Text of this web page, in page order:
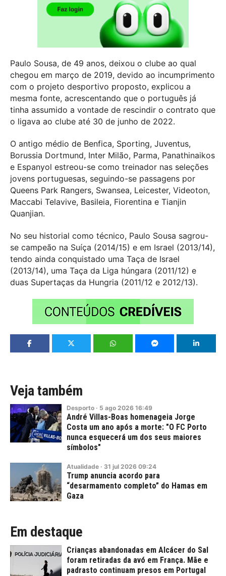
Paulo Sousa, de 49 anos, deixou o clube ao qual
chegou em março de 2019, devido ao incumprimento
com o projeto desportivo proposto, explicou a
mesma fonte, acrescentando que o português já
tinha assumido a vontade de rescindir o contrato que
o ligava ao clube até 30 de junho de 2022.
O antigo médio de Benfica, Sporting, Juventus,
Borussia Dortmund, Inter Milão, Parma, Panathinaikos
e Espanyol estreou-se como treinador nas seleções
jovens portuguesas, seguindo-se passagens por
Queens Park Rangers, Swansea, Leicester, Videoton,
Maccabi Telavive, Basileia, Fiorentina e Tianjin
Quanjian.
No seu historial como técnico, Paulo Sousa sagrou-
se campeão na Suíça (2014/15) e em Israel (2013/14),
tendo ainda conquistado uma Taça de Israel
(2013/14), uma Taça da Liga húngara (2011/12) e
duas Supertaças da Hungria (2011/12 e 2012/13).
Veja também
Desporto · 5 ago 2026 16:49
André Villas-Boas homenageia Jorge
Costa um ano após a morte: "O FC Porto
nunca esquecerá um dos seus maiores
símbolos"
Atualidade · 31 jul 2026 09:24
Trump anuncia acordo para
“desarmamento completo” do Hamas em
Gaza
Em destaque
Crianças abandonadas em Alcácer do Sal
foram retiradas da avó em França. Mãe e
padrasto continuam presos em Portugal